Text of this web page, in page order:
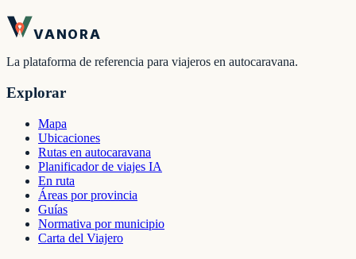
VANORA
La plataforma de referencia para viajeros en autocaravana.
Explorar
Mapa
Ubicaciones
Rutas en autocaravana
Planificador de viajes IA
En ruta
Áreas por provincia
Guías
Normativa por municipio
Carta del Viajero